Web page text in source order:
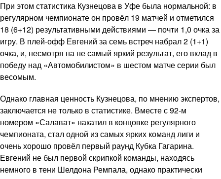
При этом статистика Кузнецова в Уфе была нормальной: в
регулярном чемпионате он провёл 19 матчей и отметился
18 (6+12) результативными действиями — почти 1,0 очка за
игру. В плей-офф Евгений за семь встреч набрал 2 (1+1)
очка, и, несмотря на не самый яркий результат, его вклад в
победу над «Автомобилистом» в шестом матче серии был
весомым.
Однако главная ценность Кузнецова, по мнению экспертов,
заключается не только в статистике. Вместе с 92-м
номером «Салават» накатил в концовке регулярного
чемпионата, стал одной из самых ярких команд лиги и
очень хорошо провёл первый раунд Кубка Гагарина.
Евгений не был первой скрипкой команды, находясь
немного в тени Шелдона Ремпала, однако практически